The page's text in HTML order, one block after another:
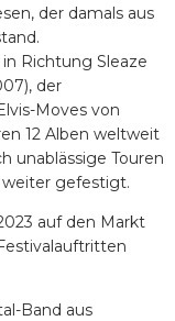
der damals aus
Richtung Sleaze
der
Moves von
12 Alben weltweit
unablässige Touren
weiter gefestigt.
auf den Markt
Band aus